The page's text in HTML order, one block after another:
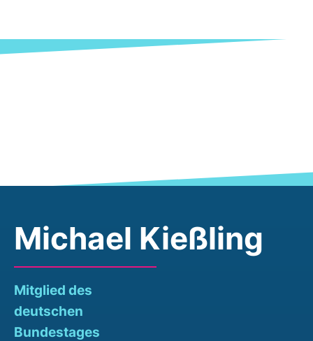
Michael Kießling
Mitglied des
deutschen
Bundestages